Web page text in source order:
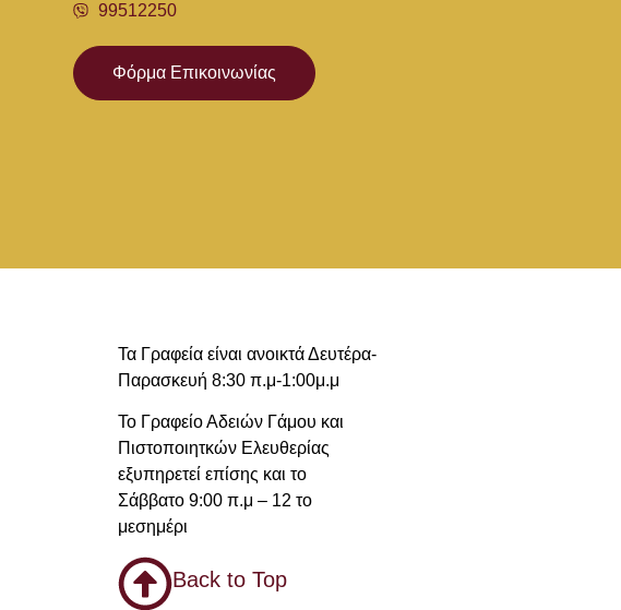
99512250
Φόρμα Επικοινωνίας
Τα Γραφεία είναι ανοικτά Δευτέρα-
Παρασκευή 8:30 π.μ-1:00μ.μ
Το Γραφείο Αδειών Γάμου και
Πιστοποιητκών Ελευθερίας
εξυπηρετεί επίσης και το
Σάββατο 9:00 π.μ – 12 το
μεσημέρι
Back to Top